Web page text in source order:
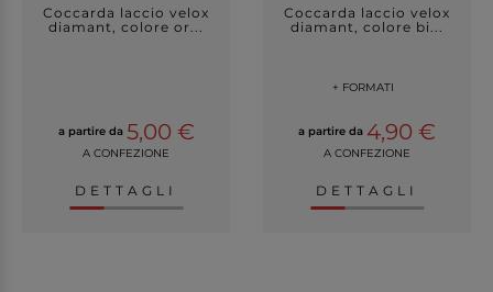
Coccarda laccio velox
diamant, colore or...
a partire da 5,00 €
A CONFEZIONE
DETTAGLI
Coccarda laccio velox
diamant, colore bi...
+ FORMATI
a partire da 4,90 €
A CONFEZIONE
DETTAGLI